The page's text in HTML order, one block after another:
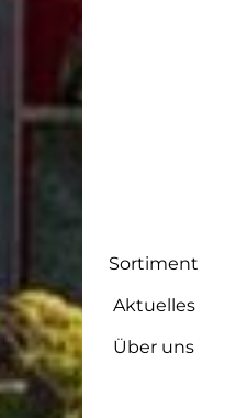
Sortiment
Aktuelles
Über uns